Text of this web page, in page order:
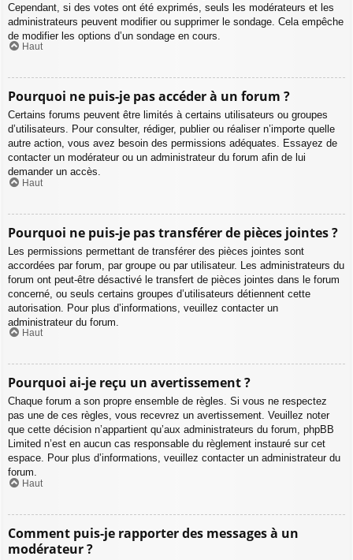
Cependant, si des votes ont été exprimés, seuls les modérateurs et les
administrateurs peuvent modifier ou supprimer le sondage. Cela empêche
de modifier les options d’un sondage en cours.
Haut
Pourquoi ne puis-je pas accéder à un forum ?
Certains forums peuvent être limités à certains utilisateurs ou groupes
d’utilisateurs. Pour consulter, rédiger, publier ou réaliser n’importe quelle
autre action, vous avez besoin des permissions adéquates. Essayez de
contacter un modérateur ou un administrateur du forum afin de lui
demander un accès.
Haut
Pourquoi ne puis-je pas transférer de pièces jointes ?
Les permissions permettant de transférer des pièces jointes sont
accordées par forum, par groupe ou par utilisateur. Les administrateurs du
forum ont peut-être désactivé le transfert de pièces jointes dans le forum
concerné, ou seuls certains groupes d’utilisateurs détiennent cette
autorisation. Pour plus d’informations, veuillez contacter un
administrateur du forum.
Haut
Pourquoi ai-je reçu un avertissement ?
Chaque forum a son propre ensemble de règles. Si vous ne respectez
pas une de ces règles, vous recevrez un avertissement. Veuillez noter
que cette décision n’appartient qu’aux administrateurs du forum, phpBB
Limited n’est en aucun cas responsable du règlement instauré sur cet
espace. Pour plus d’informations, veuillez contacter un administrateur du
forum.
Haut
Comment puis-je rapporter des messages à un
modérateur ?